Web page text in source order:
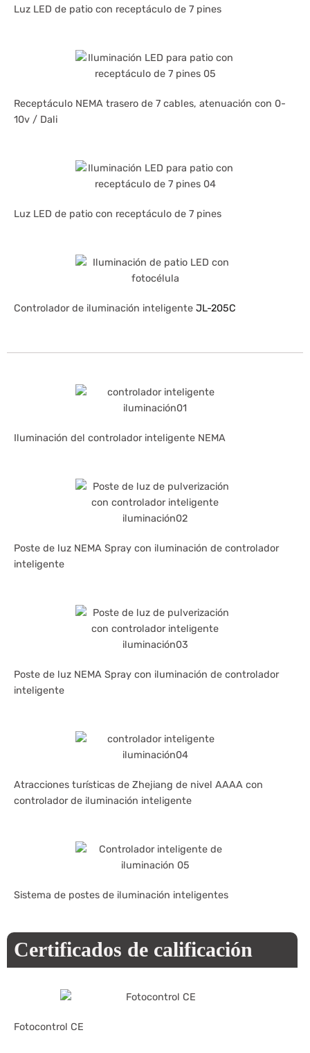
Luz LED de patio con receptáculo de 7 pines
Receptáculo NEMA trasero de 7 cables, atenuación con 0-
10v / Dali
Luz LED de patio con receptáculo de 7 pines
Controlador de iluminación inteligente JL-205C
Iluminación del controlador inteligente NEMA
Poste de luz NEMA Spray con iluminación de controlador
inteligente
Poste de luz NEMA Spray con iluminación de controlador
inteligente
Atracciones turísticas de Zhejiang de nivel AAAA con
controlador de iluminación inteligente
Sistema de postes de iluminación inteligentes
Certificados de calificación
Fotocontrol CE